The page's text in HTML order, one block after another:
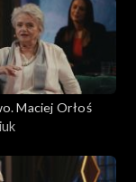
Maciej Orłoś